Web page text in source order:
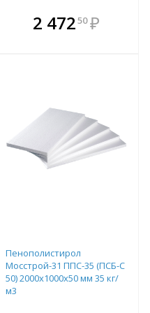
В комплекте
всегда выгоднее!
2 47250 ₽
Пенополистирол
Мосстрой-31 ППС-35 (ПСБ-С
50) 2000х1000х50 мм 35 кг/
м3